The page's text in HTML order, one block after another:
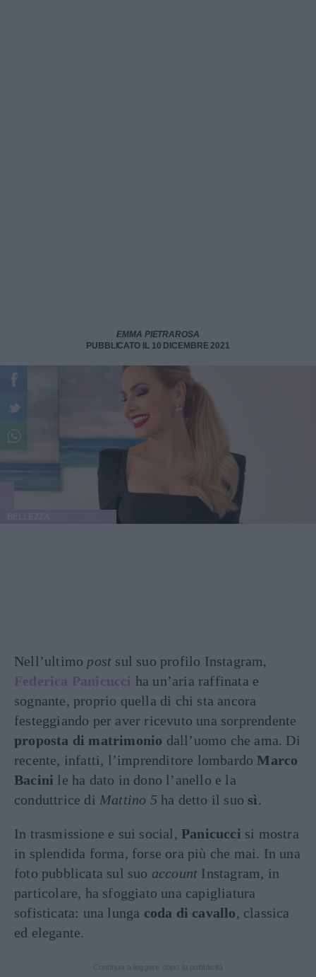
EMMA PIETRAROSA
PUBBLICATO IL 10 DICEMBRE 2021
Nell’ultimo post sul suo profilo Instagram,
Federica Panicucci ha un’aria raffinata e
sognante, proprio quella di chi sta ancora
festeggiando per aver ricevuto una sorprendente
proposta di matrimonio dall’uomo che ama. Di
recente, infatti, l’imprenditore lombardoMarco
Bacini le ha dato in dono l’anello e la
conduttrice di Mattino 5 ha detto il suo sì.
In trasmissione e sui social, Panicucci si mostra
in splendida forma, forse ora più che mai. In una
foto pubblicata sul suo account Instagram, in
particolare, ha sfoggiato una capigliatura
sofisticata: una lunga coda di cavallo, classica
ed elegante.